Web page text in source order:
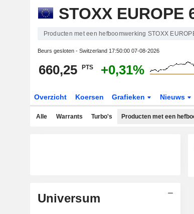
STOXX EUROPE
Producten met een hefboomwerking STOXX
Beurs gesloten - Switzerland 17:50:00 07-08-2026
660,25 PTS +0,31%
Overzicht Koersen Grafieken Nieuws
Alle Warrants Turbo's Producten met een
Universum